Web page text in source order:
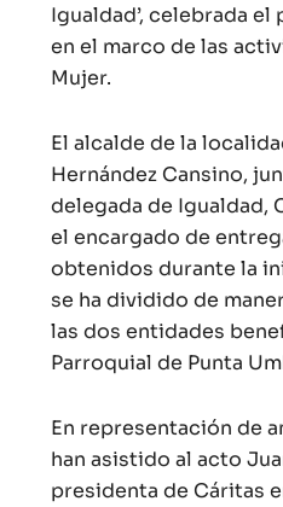
Igualdad’, celebrada el
en el marco de las
Mujer.
El alcalde de la
Hernández Cansino,
delegada de Igualdad,
el encargado de
obtenidos durante la
se ha dividido de
las dos entidades
Parroquial de Punta
En representación de
han asistido al acto
presidenta de Cáritas